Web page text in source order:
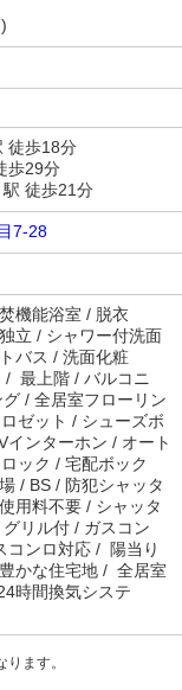
徒歩18分
歩29分
駅 徒歩21分
7-28
機能浴室 / 脱衣
立 / シャワー付洗面
バス / 洗面化粧
/ 最上階 / バルコニ
/ 全居室フローリン
ゼット / シューズボ
ンターホン / オート
ック / 宅配ボック
/ BS / 防犯シャッタ
用料不要 / シャッタ
リル付 / ガスコン
コンロ対応 / 陽当り
かな住宅地 / 全居室
時間換気システ
ます。